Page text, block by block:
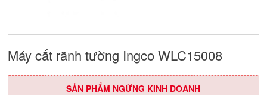
Máy cắt rãnh tường Ingco WLC15008
SẢN PHẨM NGỪNG KINH DOANH